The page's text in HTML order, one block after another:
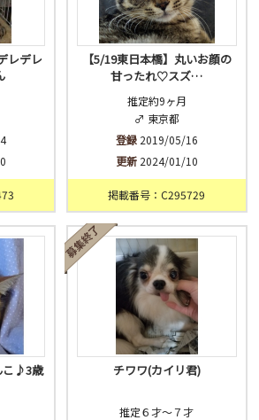
レデレ
【5/19東日本橋】丸いお顔の
甘ったれ♡スズ…
推定約9ヶ月
♂ 東京都
登録2019/05/16
更新2024/01/10
掲載番号：C295729
こ♪3歳 チワワ(カイリ君)
推定６才～７才